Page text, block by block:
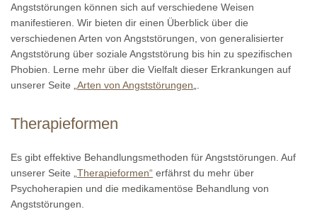
Angststörungen können sich auf verschiedene Weisen
manifestieren. Wir bieten dir einen Überblick über die
verschiedenen Arten von Angststörungen, von generalisierter
Angststörung über soziale Angststörung bis hin zu spezifischen
Phobien. Lerne mehr über die Vielfalt dieser Erkrankungen auf
unserer Seite „ Arten von Angststörungen
Therapieformen
Es gibt effektive Behandlungsmethoden für Angststörungen. Auf
unserer Seite „ Therapieformen“ erfährst du mehr über
Psychoherapien und die medikamentöse Behandlung von
Angststörungen.